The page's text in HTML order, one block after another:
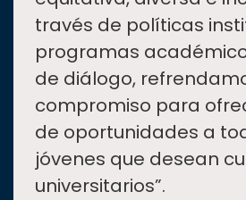
través de políticas
programas
de diálogo,
compromiso para
de oportunidades a
jóvenes que desean
universitarios”.